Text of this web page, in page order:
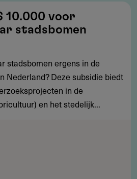
10.000 voor
stadsbomen
stadsbomen ergens in de
Nederland? Deze subsidie biedt
in de
en het stedelijk...